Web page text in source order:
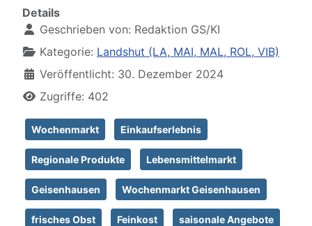
Details
Geschrieben von: Redaktion GS/KI
Kategorie: Landshut (LA, MAI, MAL, ROL, VIB)
Veröffentlicht: 30. Dezember 2024
Zugriffe: 402
Wochenmarkt Einkaufserlebnis
Regionale Produkte Lebensmittelmarkt
Geisenhausen Wochenmarkt Geisenhausen
frisches Obst Feinkost saisonale Angebote